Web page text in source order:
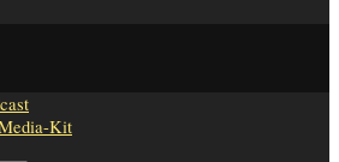
Kit